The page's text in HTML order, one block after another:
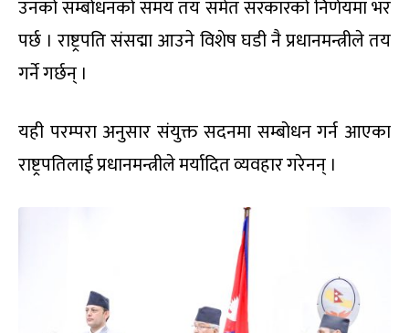
उनको सम्बोधनको समय तय समेत सरकारको निर्णयमा भर
पर्छ । राष्ट्रपति संसद्मा आउने विशेष घडी नै प्रधानमन्त्रीले तय
गर्ने गर्छन् ।
यही परम्परा अनुसार संयुक्त सदनमा सम्बोधन गर्न आएका
राष्ट्रपतिलाई प्रधानमन्त्रीले मर्यादित व्यवहार गरेनन् ।